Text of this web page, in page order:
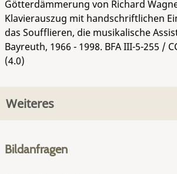
Götterdämmerung von Richard
Klavierauszug mit handschriftlichen
das Soufflieren, die musikalische
Bayreuth, 1966 - 1998. BFA III-5-255 /
(4.0)
Weiteres
Bildanfragen